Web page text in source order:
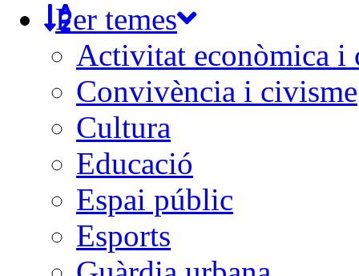
Per temes
Activitat econòmica i
Convivència i civisme
Cultura
Educació
Espai públic
Esports